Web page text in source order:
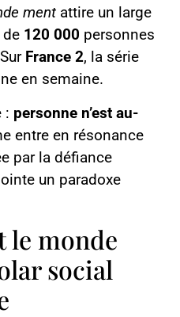
ment attire un large
de 120 000 personnes
France 2, la série
en semaine.
: personne n’est au-
entre en résonance
par la défiance
un paradoxe
le monde
social